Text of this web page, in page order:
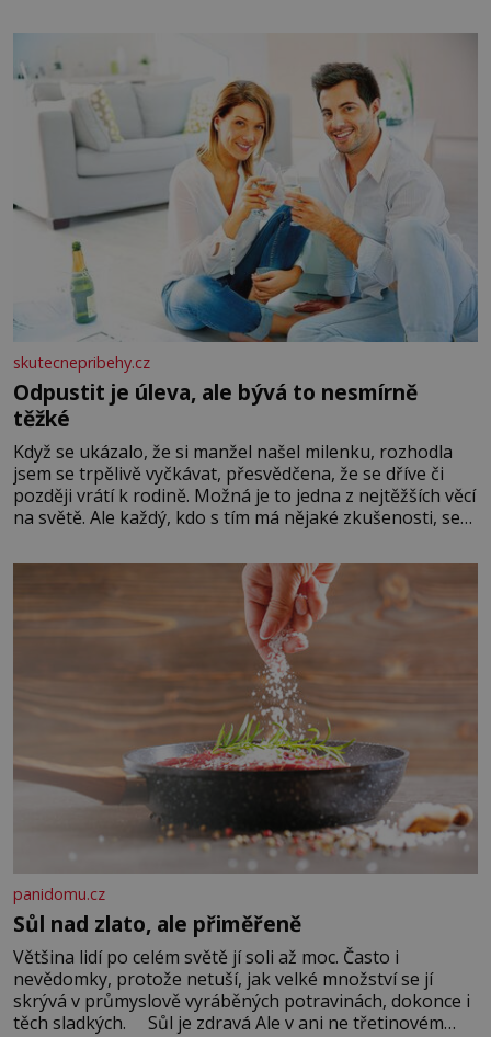
okurky ✿ 2 rajčata Zálivka: ✿ 4 lžíce olivového oleje ✿ 1
lžíci citronové šťávy ✿ ½ stroužku
skutecnepribehy.cz
Odpustit je úleva, ale bývá to nesmírně
těžké
Když se ukázalo, že si manžel našel milenku, rozhodla
jsem se trpělivě vyčkávat, přesvědčena, že se dříve či
později vrátí k rodině. Možná je to jedna z nejtěžších věcí
na světě. Ale každý, kdo s tím má nějaké zkušenosti, se
Když se ke mně doneslo, že si manžel pořídil milenku,
panidomu.cz
Sůl nad zlato, ale přiměřeně
Většina lidí po celém světě jí soli až moc. Často i
nevědomky, protože netuší, jak velké množství se jí
skrývá v průmyslově vyráběných potravinách, dokonce i
těch sladkých. Sůl je zdravá Ale v ani ne třetinovém